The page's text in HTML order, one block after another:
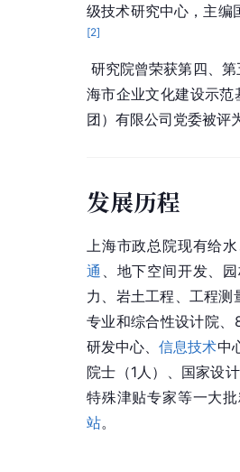
级技术研究中心，主编
[2]
研究院曾荣获第四、
海市企业文化建设示范
团）有限公司党委被评
发展历程
上海市政总院现有给
通
、地下空间开发、
力、岩土工程、工程
专业和综合性设计院
研发中心、信息技术中
院士 （1人）、国家设
特殊津贴专家等一大
站。